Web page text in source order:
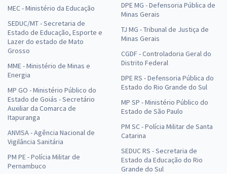
MEC - Ministério da Educação
SEDUC/MT - Secretaria de
Estado de Educação, Esporte e
Lazer do estado de Mato
Grosso
MME - Ministério de Minas e
Energia
MP GO - Ministério Público do
Estado de Goiás - Secretário
Auxiliar da Comarca de
Itapuranga
ANVISA - Agência Nacional de
Vigilância Sanitária
PM PE - Polícia Militar de
Pernambuco
DPE MG - Defensoria Pública de
Minas Gerais
TJ MG - Tribunal de Justiça de
Minas Gerais
CGDF - Controladoria Geral do
Distrito Federal
DPE RS - Defensoria Pública do
Estado do Rio Grande do Sul
MP SP - Ministério Público do
Estado de São Paulo
PM SC - Polícia Militar de Santa
Catarina
SEDUC RS - Secretaria de
Estado da Educação do Rio
Grande do Sul